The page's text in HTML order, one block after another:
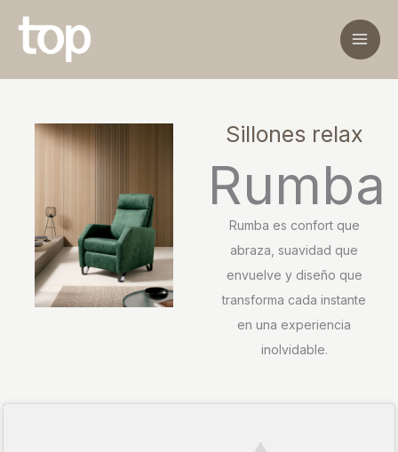
contenido
Sillones relax
Rumba
Rumba es confort que
abraza, suavidad que
envuelve y diseño que
transforma cada instante
en una experiencia
inolvidable.